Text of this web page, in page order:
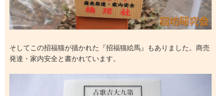
そしてこの招福猫が描かれた『招福猫絵馬』もありました。商売
発達・家内安全と書かれています。